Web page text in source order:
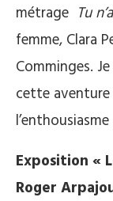
métrage Tu
femme, Clara
Comminges.
cette
Exposition «
Roger